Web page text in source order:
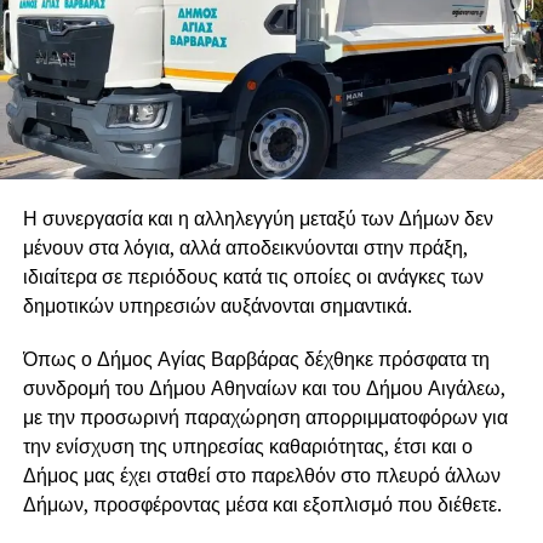
Η συνεργασία και η αλληλεγγύη μεταξύ των Δήμων δεν
μένουν στα λόγια, αλλά αποδεικνύονται στην πράξη,
ιδιαίτερα σε περιόδους κατά τις οποίες οι ανάγκες των
δημοτικών υπηρεσιών αυξάνονται σημαντικά.
Όπως ο Δήμος Αγίας Βαρβάρας δέχθηκε πρόσφατα τη
συνδρομή του Δήμου Αθηναίων και του Δήμου Αιγάλεω,
με την προσωρινή παραχώρηση απορριμματοφόρων για
την ενίσχυση της υπηρεσίας καθαριότητας, έτσι και ο
Δήμος μας έχει σταθεί στο παρελθόν στο πλευρό άλλων
Δήμων, προσφέροντας μέσα και εξοπλισμό που διέθετε.